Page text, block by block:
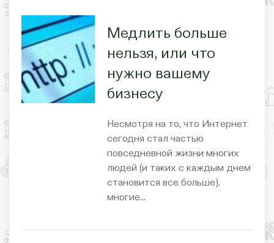
Медлить больше
нельзя, или что
нужно вашему
бизнесу
Несмотря на то, что Интернет
сегодня стал частью
повседневной жизни многих
людей (и таких с каждым днем
становится все больше),
многие…